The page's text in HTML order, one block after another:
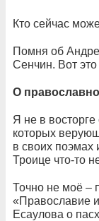
Кто сейчас
Помня об
Сенчин. Вот это
О
Я не в восторге
которых
в своих поэмах
Троице что-то
Точно не моё –
«Православие
Есаулова о